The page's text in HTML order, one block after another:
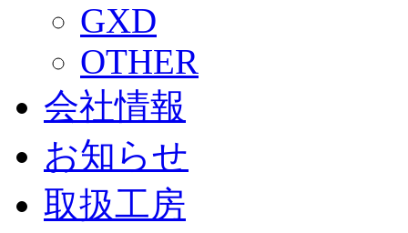
GXD
OTHER
会社情報
お知らせ
取扱工房